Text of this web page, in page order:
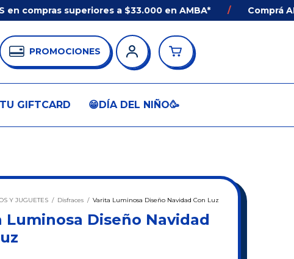
compras superiores a $33.000 en AMBA* / Comprá
PROMOCIONES
GIFTCARD 😁DÍA DEL NIÑO🥳
Y JUGUETES / Disfraces / Varita Luminosa Diseño Navidad Con Luz
Luminosa Diseño Navidad